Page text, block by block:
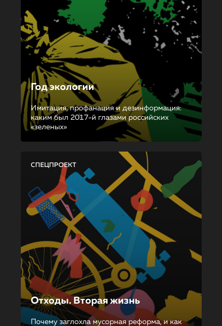
Год экологии
Имитация, профанация и дезинформация:
каким был 2017-й глазами российских
«зеленых»
СПЕЦПРОЕКТ
Отходы. Вторая жизнь
Почему заглохла мусорная реформа, и как